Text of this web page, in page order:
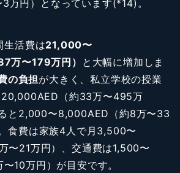
万円）となっています(*14)。
生活費は21,000〜
万〜179万円） と大幅に増加しま
の負担が大きく、私立学校の授業
（約33万〜495万
と2,000〜8,000AED（約8万〜33
食費は家族4人で月3,500〜
〜21万円）、交通費は1,500〜
10万円）が目安です。